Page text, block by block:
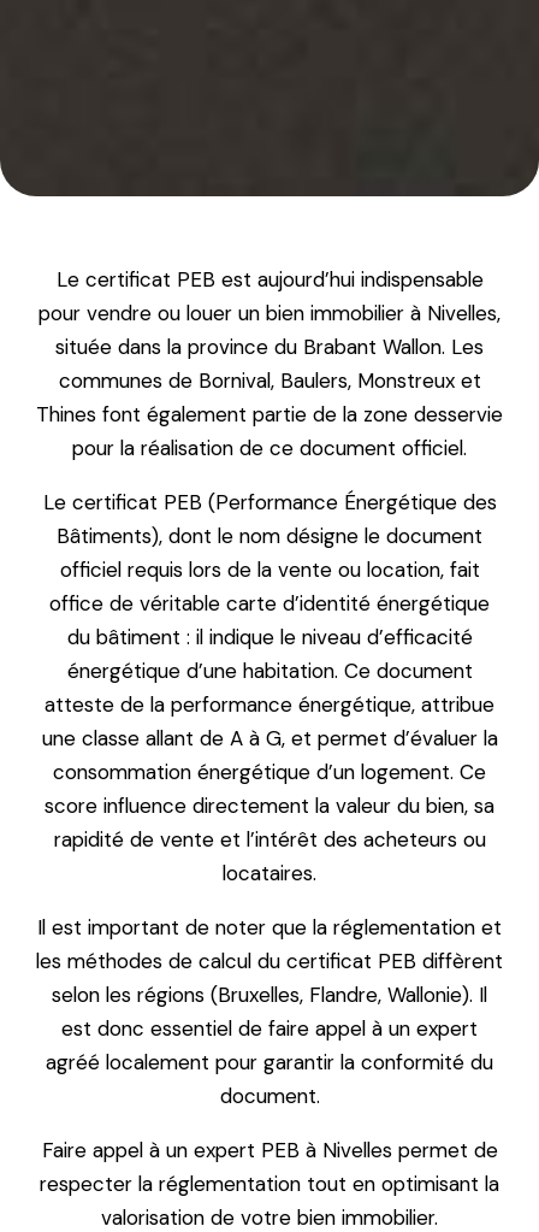
Le certificat PEB est aujourd’hui indispensable
pour vendre ou louer un bien immobilier à Nivelles,
située dans la province du Brabant Wallon. Les
communes de Bornival, Baulers, Monstreux et
Thines font également partie de la zone desservie
pour la réalisation de ce document officiel.
Le certificat PEB (Performance Énergétique des
Bâtiments), dont le nom désigne le document
officiel requis lors de la vente ou location, fait
office de véritable carte d’identité énergétique
du bâtiment : il indique le niveau d’efficacité
énergétique d’une habitation. Ce document
atteste de la performance énergétique, attribue
une classe allant de A à G, et permet d’évaluer la
consommation énergétique d’un logement. Ce
score influence directement la valeur du bien, sa
rapidité de vente et l’intérêt des acheteurs ou
locataires.
Il est important de noter que la réglementation et
les méthodes de calcul du certificat PEB diffèrent
selon les régions (Bruxelles, Flandre, Wallonie). Il
est donc essentiel de faire appel à un expert
agréé localement pour garantir la conformité du
document.
Faire appel à un expert PEB à Nivelles permet de
respecter la réglementation tout en optimisant la
valorisation de votre bien immobilier.